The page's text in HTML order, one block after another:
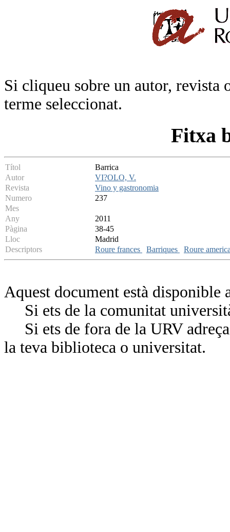
Si cliqueu sobre un autor, revista
terme seleccionat.
Fitxa
Títol
Barrica
Autor
VI?OLO, V.
Revista
Vino y gastronomia
Numero
237
Mes
Any
2011
Pàgina
38-45
Lloc
Madrid
Descriptors
Roure frances Barriques Roure
Aquest document està
Si ets de la comunitat
Si ets de fora de la URV
la teva biblioteca o universitat.